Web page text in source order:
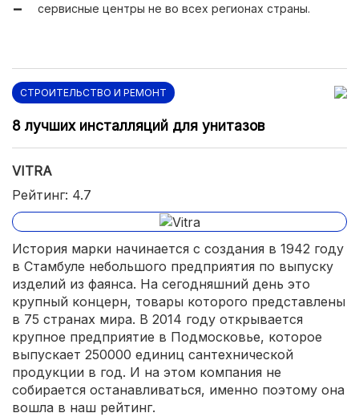
сервисные центры не во всех регионах страны.
СТРОИТЕЛЬСТВО И РЕМОНТ
8 лучших инсталляций для унитазов
VITRA
Рейтинг: 4.7
История марки начинается с создания в 1942 году
в Стамбуле небольшого предприятия по выпуску
изделий из фаянса. На сегодняшний день это
крупный концерн, товары которого представлены
в 75 странах мира. В 2014 году открывается
крупное предприятие в Подмосковье, которое
выпускает 250000 единиц сантехнической
продукции в год. И на этом компания не
собирается останавливаться, именно поэтому она
вошла в наш рейтинг.